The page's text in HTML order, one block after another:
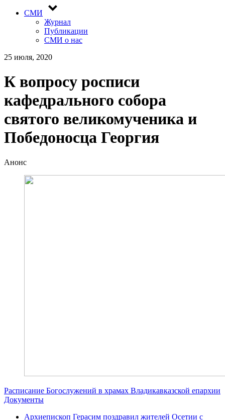
СМИ
Журнал
Публикации
СМИ о нас
25 июля, 2020
К вопросу росписи
кафедрального собора
святого великомученика и
Победоносца Георгия
Анонс
Расписание Богослужений в храмах Владикавказской епархии
Документы
Архиепископ Герасим поздравил жителей Осетии с